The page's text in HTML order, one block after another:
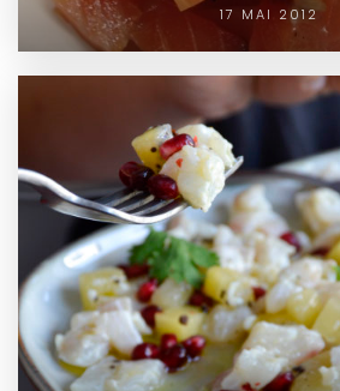
17 MAI 2012